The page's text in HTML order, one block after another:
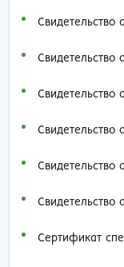
Свидетельство
Свидетельство
Свидетельство
Свидетельство
Сертификат